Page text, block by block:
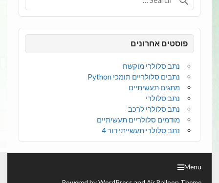
פוסטים אחרונים
נתב סלולרי מוקשח
נתבים סלולריים תומכי Python
מתגים תעשיתיים
נתב סלולרי
נתב סלולרי לרכב
מודמים סלולריים תעשיתיים
נתב סלולרי תעשייתי דור 4
Menu